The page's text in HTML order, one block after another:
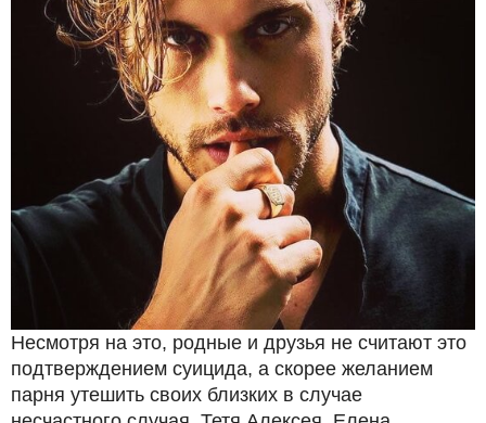
Несмотря на это, родные и друзья не считают это
подтверждением суицида, а скорее желанием
парня утешить своих близких в случае